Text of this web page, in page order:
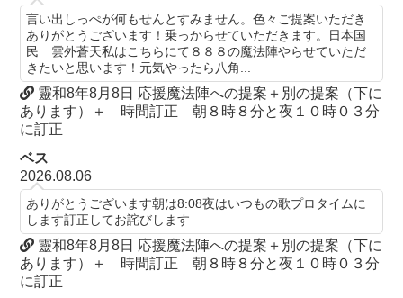
言い出しっぺが何もせんとすみません。色々ご提案いただき
ありがとうございます！乗っからせていただきます。日本国
民 雲外蒼天私はこちらにて８８８の魔法陣やらせていただ
きたいと思います！元気やったら八角...
靈和8年8月8日 応援魔法陣への提案＋別の提案（下に
あります）＋ 時間訂正 朝８時８分と夜１０時０３分
に訂正
ベス
2026.08.06
ありがとうございます朝は8:08夜はいつもの歌プロタイムに
します訂正してお詫びします
靈和8年8月8日 応援魔法陣への提案＋別の提案（下に
あります）＋ 時間訂正 朝８時８分と夜１０時０３分
に訂正